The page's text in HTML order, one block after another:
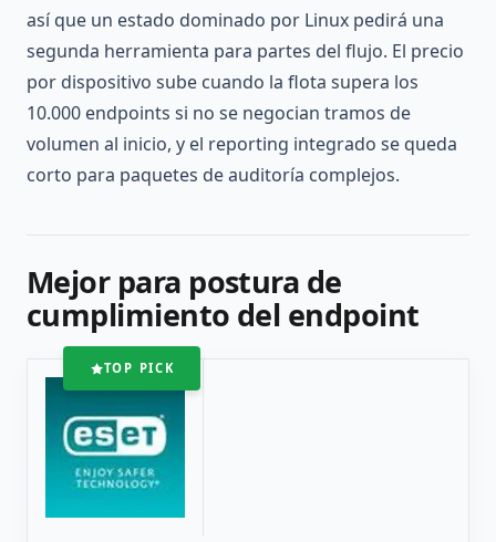
así que un estado dominado por Linux pedirá una
segunda herramienta para partes del flujo. El precio
por dispositivo sube cuando la flota supera los
10.000 endpoints si no se negocian tramos de
volumen al inicio, y el reporting integrado se queda
corto para paquetes de auditoría complejos.
Mejor para postura de
cumplimiento del endpoint
TOP PICK